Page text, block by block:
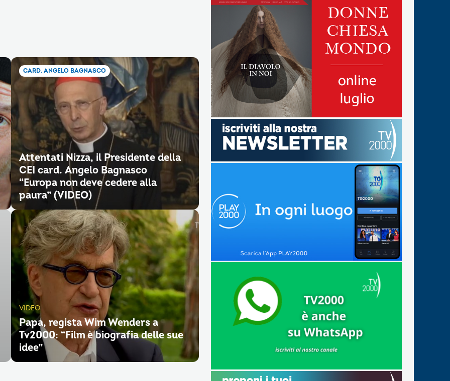
CARD. ANGELO BAGNASCO
Attentati Nizza, il Presidente della
CEI card. Angelo Bagnasco
“Europa non deve cedere alla
paura” (VIDEO)
VIDEO
Papa, regista Wim Wenders a
Tv2000: “Film è biografia delle sue
idee”